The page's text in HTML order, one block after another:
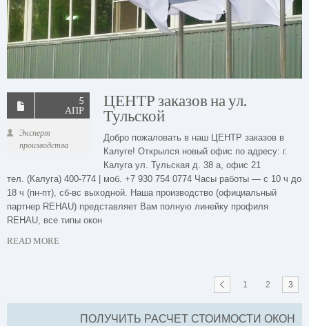
5
АПР
Эксперт
производства
ЦЕНТР заказов на ул.
Тульской
Добро пожаловать в наш ЦЕНТР заказов в
Калуге! Открылся новый офис по адресу: г.
Калуга ул. Тульская д. 38 а, офис 21
тел. (Калуга) 400-774 | моб. +7 930 754 0774 Часы работы — с 10 ч до
18 ч (пн-пт), сб-вс выходной. Наша производство (официальный
партнер REHAU) представляет Вам полную линейку профиля
REHAU, все типы окон
READ MORE
1 2 3
ПОЛУЧИТЬ РАСЧЕТ СТОИМОСТИ ОКОН